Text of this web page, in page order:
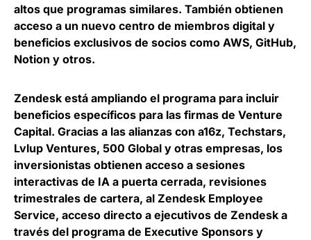
altos que programas similares. También obtienen
acceso a un nuevo centro de miembros digital y
beneficios exclusivos de socios como AWS, GitHub,
Notion y otros.
Zendesk está ampliando el programa para incluir
beneficios específicos para las firmas de Venture
Capital. Gracias a las alianzas con a16z, Techstars,
Lvlup Ventures, 500 Global y otras empresas, los
inversionistas obtienen acceso a sesiones
interactivas de IA a puerta cerrada, revisiones
trimestrales de cartera, al Zendesk Employee
Service, acceso directo a ejecutivos de Zendesk a
través del programa de Executive Sponsors y